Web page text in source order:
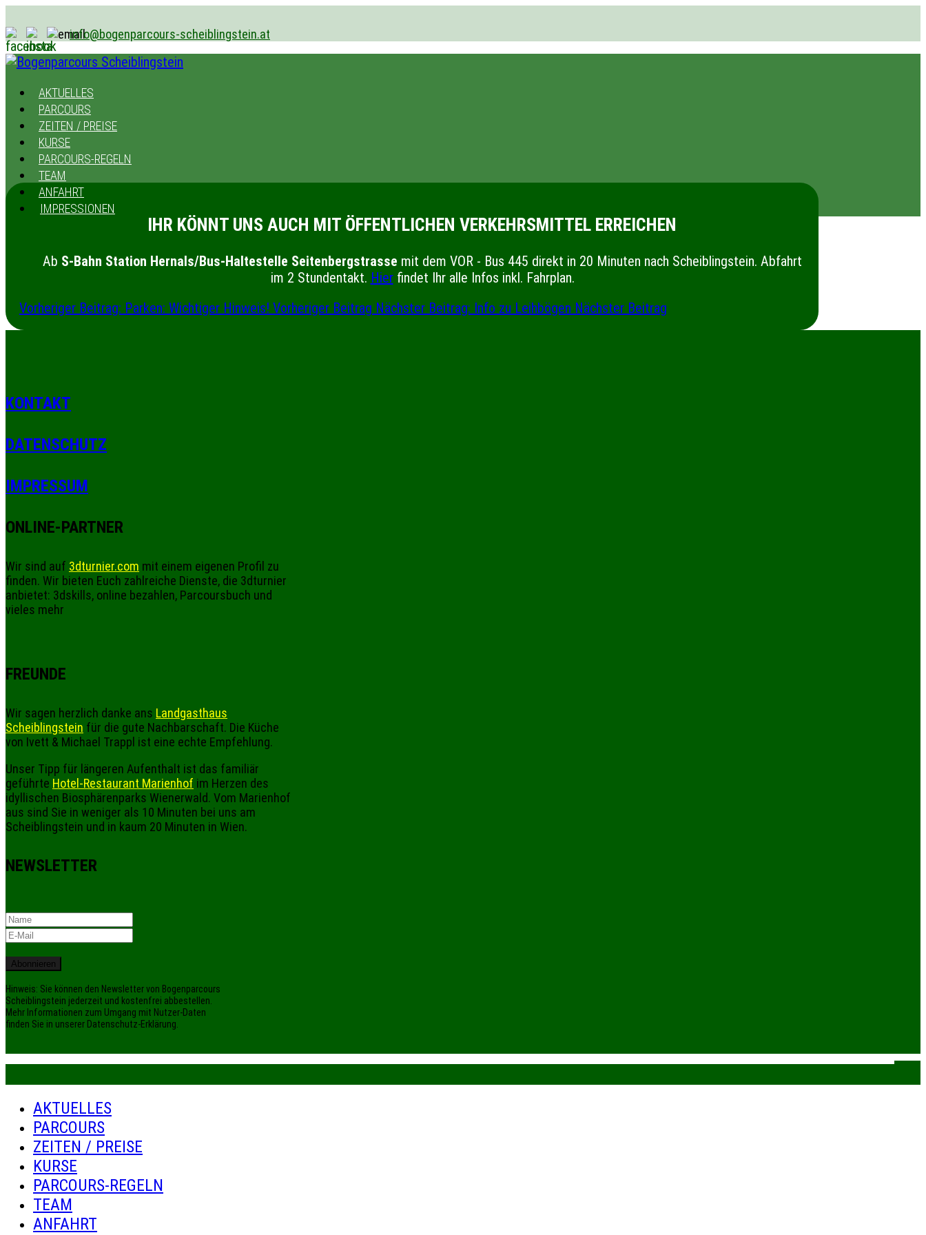
info@bogenparcours-scheiblingstein.at
AKTUELLES
PARCOURS
ZEITEN / PREISE
KURSE
PARCOURS-REGELN
TEAM
ANFAHRT
IMPRESSIONEN
IHR KÖNNT UNS AUCH MIT ÖFFENTLICHEN VERKEHRSMITTEL ERREICHEN
Ab S-Bahn Station Hernals/Bus-Haltestelle Seitenbergstrasse mit dem VOR - Bus 445 direkt in 20 Minuten nach Scheiblingstein. Abfahrt
im 2 Stundentakt. Hier findet Ihr alle Infos inkl. Fahrplan.
Vorheriger Beitrag: Parken: Wichtiger Hinweis! Vorheriger Beitrag Nächster Beitrag: Info zu Leihbögen Nächster Beitrag
KONTAKT
DATENSCHUTZ
IMPRESSUM
ONLINE-PARTNER
Wir sind auf 3dturnier.com mit einem eigenen Profil zu
finden. Wir bieten Euch zahlreiche Dienste, die 3dturnier
anbietet: 3dskills, online bezahlen, Parcoursbuch und
vieles mehr
FREUNDE
Wir sagen herzlich danke ans Landgasthaus
Scheiblingstein für die gute Nachbarschaft. Die Küche
von Ivett & Michael Trappl ist eine echte Empfehlung.
Unser Tipp für längeren Aufenthalt ist das familiär
geführte Hotel-Restaurant Marienhof im Herzen des
idyllischen Biosphärenparks Wienerwald. Vom Marienhof
aus sind Sie in weniger als 10 Minuten bei uns am
Scheiblingstein und in kaum 20 Minuten in Wien.
NEWSLETTER
Abonnieren
Hinweis: Sie können den Newsletter von Bogenparcours
Scheiblingstein jederzeit und kostenfrei abbestellen.
Mehr Informationen zum Umgang mit Nutzer-Daten
finden Sie in unserer Datenschutz-Erklärung.
AKTUELLES
PARCOURS
ZEITEN / PREISE
KURSE
PARCOURS-REGELN
TEAM
ANFAHRT